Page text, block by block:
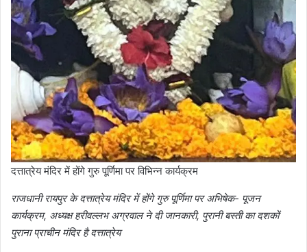
दत्तात्रेय मंदिर में होंगे गुरु पूर्णिमा पर विभिन्न कार्यक्रम
राजधानी रायपुर के दत्तात्रेय मंदिर में होंगे गुरु पूर्णिमा पर अभिषेक- पूजन
कार्यक्रम, अध्यक्ष हरीवल्लभ अग्रवाल ने दी जानकारी, पुरानी बस्ती का दशकों
पुराना प्राचीन मंदिर है दत्तात्रेय